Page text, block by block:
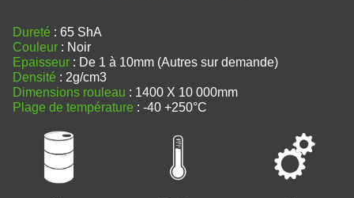
Dureté : 65 ShA
Couleur : Noir
Epaisseur : De 1 à 10mm (Autres sur demande)
Densité : 2g/cm3
Dimensions rouleau : 1400 X 10 000mm
Plage de température : -40 +250°C